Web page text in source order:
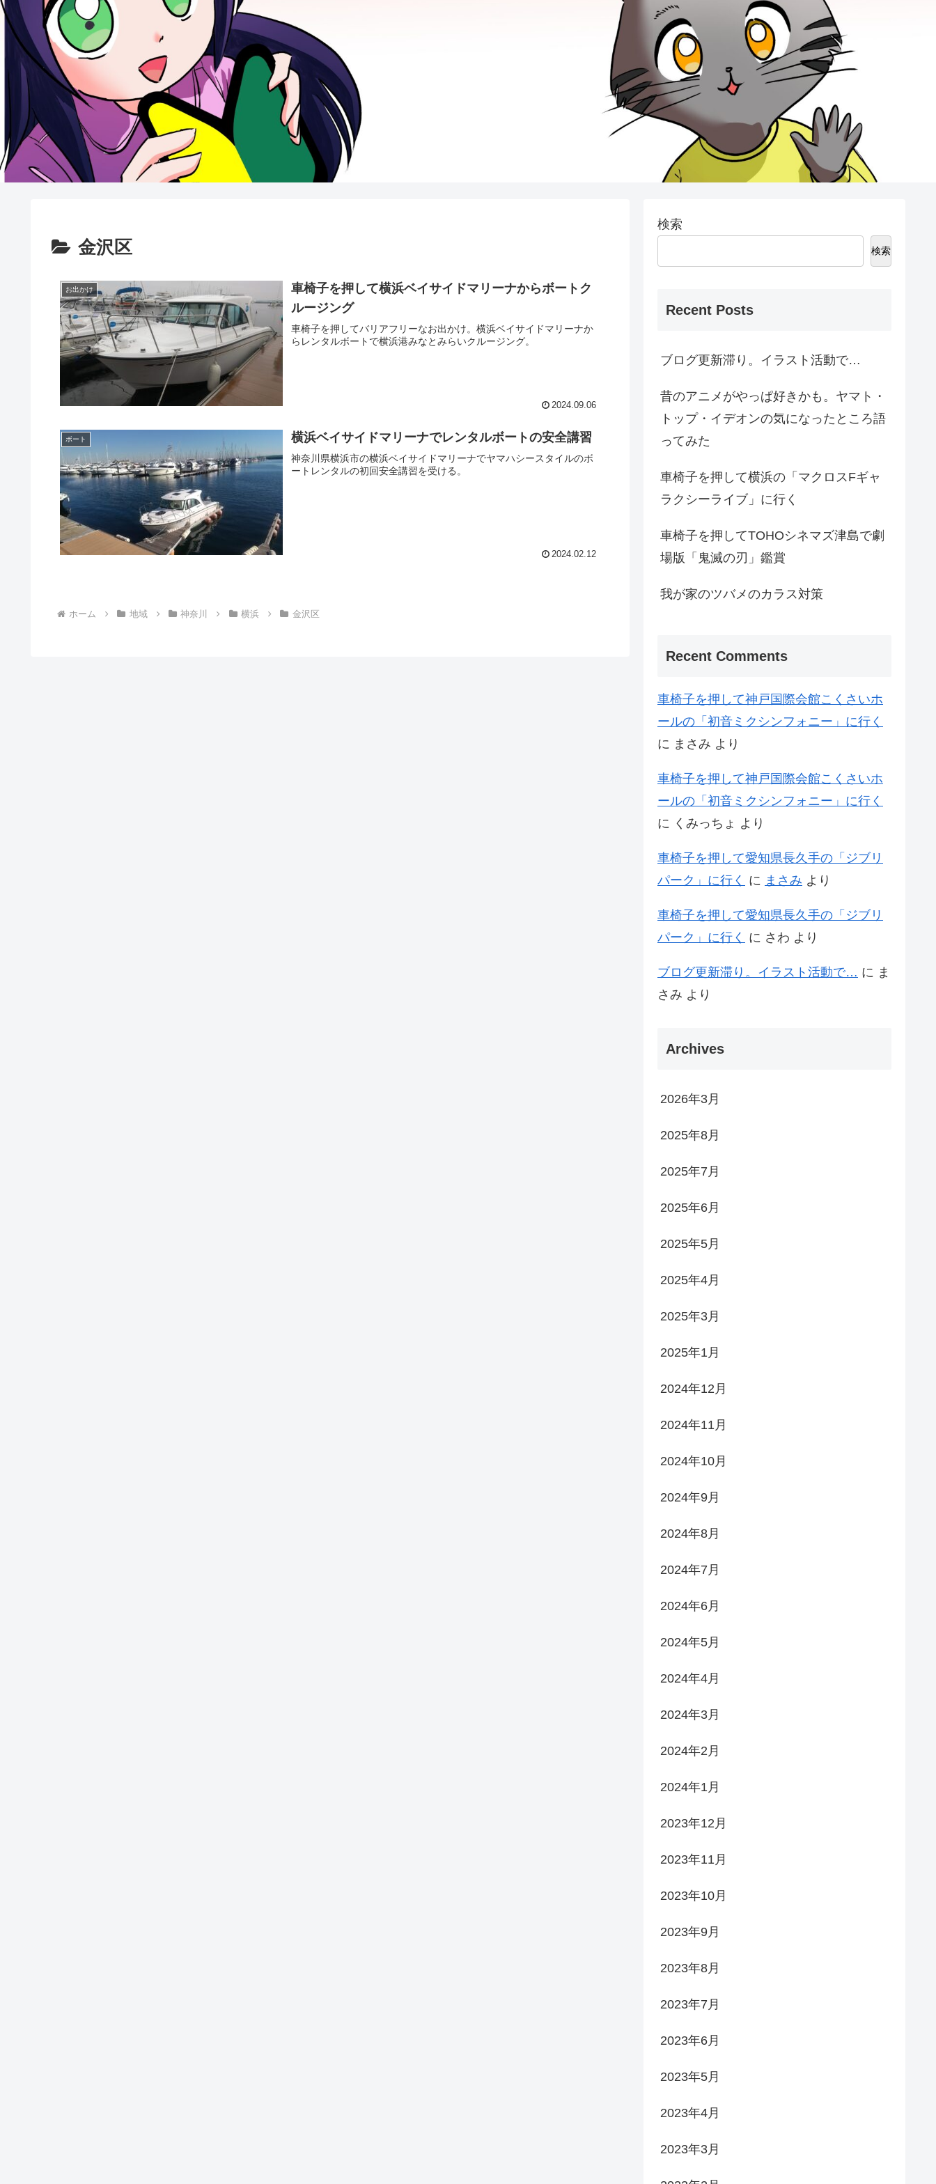
金沢区
お出かけ
車椅子を押して横浜ベイサイドマリーナからボートク
ルージング
車椅子を押してバリアフリーなお出かけ。横浜ベイサイドマリーナか
らレンタルボートで横浜港みなとみらいクルージング。
2024.09.06
ボート 横浜ベイサイドマリーナでレンタルボートの安全講習
神奈川県横浜市の横浜ベイサイドマリーナでヤマハシースタイルのボ
ートレンタルの初回安全講習を受ける。
2024.02.12
ホーム 地域 神奈川 横浜 金沢区
検索
検索
Recent Posts
ブログ更新滞り。イラスト活動で…
昔のアニメがやっぱ好きかも。ヤマト・
トップ・イデオンの気になったところ語
ってみた
車椅子を押して横浜の「マクロスFギャ
ラクシーライブ」に行く
車椅子を押してTOHOシネマズ津島で劇
場版「鬼滅の刃」鑑賞
我が家のツバメのカラス対策
Recent Comments
車椅子を押して神戸国際会館こくさいホ
ールの「初音ミクシンフォニー」に行く
に まさみ より
車椅子を押して神戸国際会館こくさいホ
ールの「初音ミクシンフォニー」に行く
に くみっちょ より
車椅子を押して愛知県長久手の「ジブリ
パーク」に行く に まさみ より
車椅子を押して愛知県長久手の「ジブリ
パーク」に行く に さわ より
ブログ更新滞り。イラスト活動で… に ま
さみ より
Archives
2026年3月
2025年8月
2025年7月
2025年6月
2025年5月
2025年4月
2025年3月
2025年1月
2024年12月
2024年11月
2024年10月
2024年9月
2024年8月
2024年7月
2024年6月
2024年5月
2024年4月
2024年3月
2024年2月
2024年1月
2023年12月
2023年11月
2023年10月
2023年9月
2023年8月
2023年7月
2023年6月
2023年5月
2023年4月
2023年3月